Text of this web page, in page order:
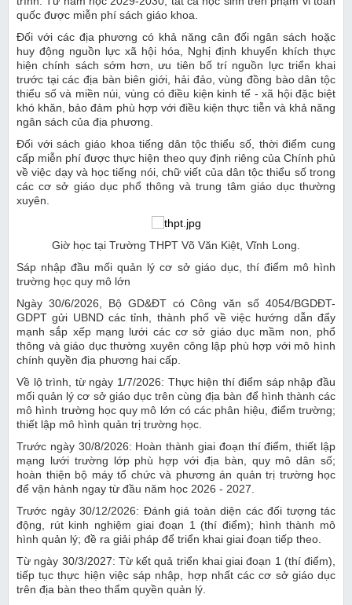
quốc được miễn phí sách giáo khoa.
Đối với các địa phương có khả năng cân đối ngân sách hoặc
huy động nguồn lực xã hội hóa, Nghị định khuyến khích thực
hiện chính sách sớm hơn, ưu tiên bố trí nguồn lực triển khai
trước tại các địa bàn biên giới, hải đảo, vùng đồng bào dân tộc
thiểu số và miền núi, vùng có điều kiện kinh tế - xã hội đặc biệt
khó khăn, bảo đảm phù hợp với điều kiện thực tiễn và khả năng
ngân sách của địa phương.
Đối với sách giáo khoa tiếng dân tộc thiểu số, thời điểm cung
cấp miễn phí được thực hiện theo quy định riêng của Chính phủ
về việc dạy và học tiếng nói, chữ viết của dân tộc thiểu số trong
các cơ sở giáo dục phổ thông và trung tâm giáo dục thường
xuyên.
Giờ học tại Trường THPT Võ Văn Kiệt, Vĩnh Long.
Sáp nhập đầu mối quản lý cơ sở giáo dục, thí điểm mô hình
trường học quy mô lớn
Ngày 30/6/2026, Bộ GD&ĐT có Công văn số 4054/BGDĐT-
GDPT gửi UBND các tỉnh, thành phố về việc hướng dẫn đẩy
mạnh sắp xếp mạng lưới các cơ sở giáo dục mầm non, phổ
thông và giáo dục thường xuyên công lập phù hợp với mô hình
chính quyền địa phương hai cấp.
Về lộ trình, từ ngày 1/7/2026: Thực hiện thí điểm sáp nhập đầu
mối quản lý cơ sở giáo dục trên cùng địa bàn để hình thành các
mô hình trường học quy mô lớn có các phân hiệu, điểm trường;
thiết lập mô hình quản trị trường học.
Trước ngày 30/8/2026: Hoàn thành giai đoạn thí điểm, thiết lập
mạng lưới trường lớp phù hợp với địa bàn, quy mô dân số;
hoàn thiện bộ máy tổ chức và phương án quản trị trường học
để vận hành ngay từ đầu năm học 2026 - 2027.
Trước ngày 30/12/2026: Đánh giá toàn diện các đối tượng tác
động, rút kinh nghiệm giai đoạn 1 (thí điểm); hình thành mô
hình quản lý; đề ra giải pháp để triển khai giai đoạn tiếp theo.
Từ ngày 30/3/2027: Từ kết quả triển khai giai đoạn 1 (thí điểm),
tiếp tục thực hiện việc sáp nhập, hợp nhất các cơ sở giáo dục
trên địa bàn theo thẩm quyền quản lý.